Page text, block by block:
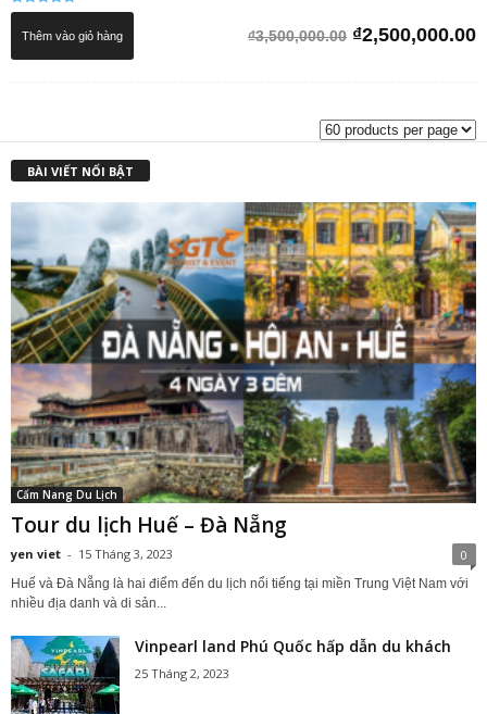
Được xếp
5.00
₫3,500,000.00 Giá
₫2,500,000.00
Thêm vào giỏ hàng
BÀI VIẾT NỔI BẬT
Cẩm Nang Du Lịch
Tour du lịch Huế – Đà Nẵng
yen viet - 15 Tháng 3, 2023 0
Huế và Đà Nẵng là hai điểm đến du lịch nổi tiếng tại miền Trung Việt Nam với
nhiều địa danh và di sản...
Vinpearl land Phú Quốc hấp dẫn du khách
25 Tháng 2, 2023